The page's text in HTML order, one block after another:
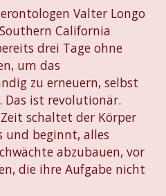
Valter Longo
California
drei Tage ohne
um das
zu erneuern, selbst
Das ist revolutionär.
schaltet der Körper
und beginnt, alles
abzubauen, vor
die ihre Aufgabe nicht